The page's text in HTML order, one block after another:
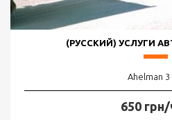
(РУССКИЙ) УСЛУГИ
Ahelman
650